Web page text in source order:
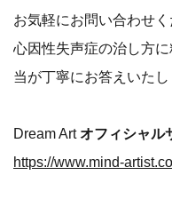
お気軽にお問い合わせ
心因性失声症の治し方
当が丁寧にお答えいたし
Dream Art オフィシャル
https://www.mind-